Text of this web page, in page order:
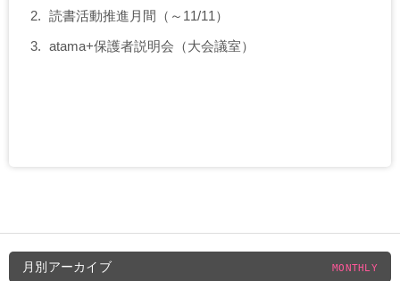
読書活動推進月間（～11/11）
atama+保護者説明会（大会議室）
月別アーカイブ MONTHLY